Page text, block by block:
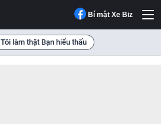
Bí mật Xe Biz
Tôi làm thật Bạn hiểu thấu